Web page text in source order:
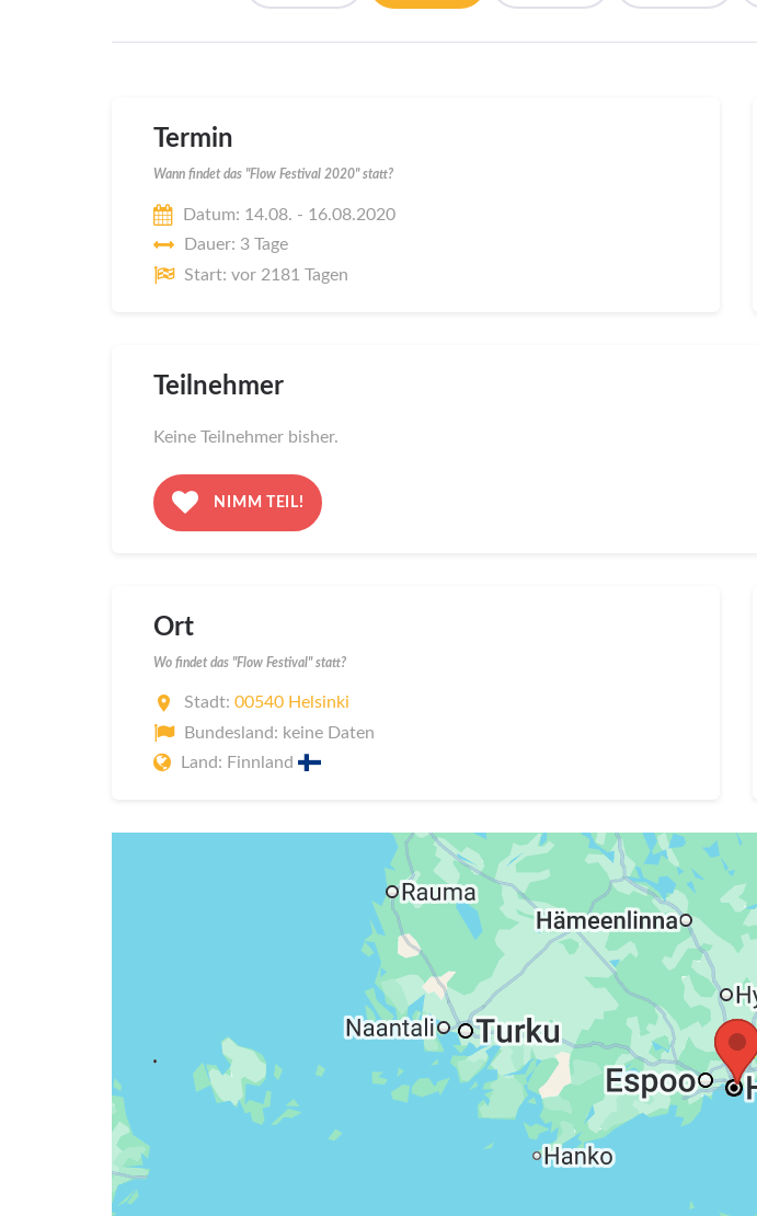
Termin
Wann findet das "Flow Festival 2020" statt?
Datum: 14.08. - 16.08.2020
Dauer: 3 Tage
Start: vor 2181 Tagen
Teilnehmer
Keine Teilnehmer bisher.
NIMM TEIL!
Ort
Wo findet das "Flow Festival" statt?
Stadt: 00540 Helsinki
Bundesland: keine Daten
Land: Finnland